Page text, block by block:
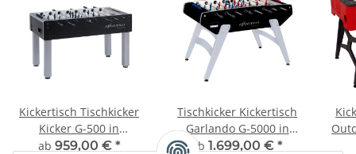
Kickertisch Tischkicker
Kicker G-500 in
verschiedenen
ab 959,00 € *
Tischkicker Kickertisch
Garlando G-5000 in
verschiedenen
ab 1.699,00 € *